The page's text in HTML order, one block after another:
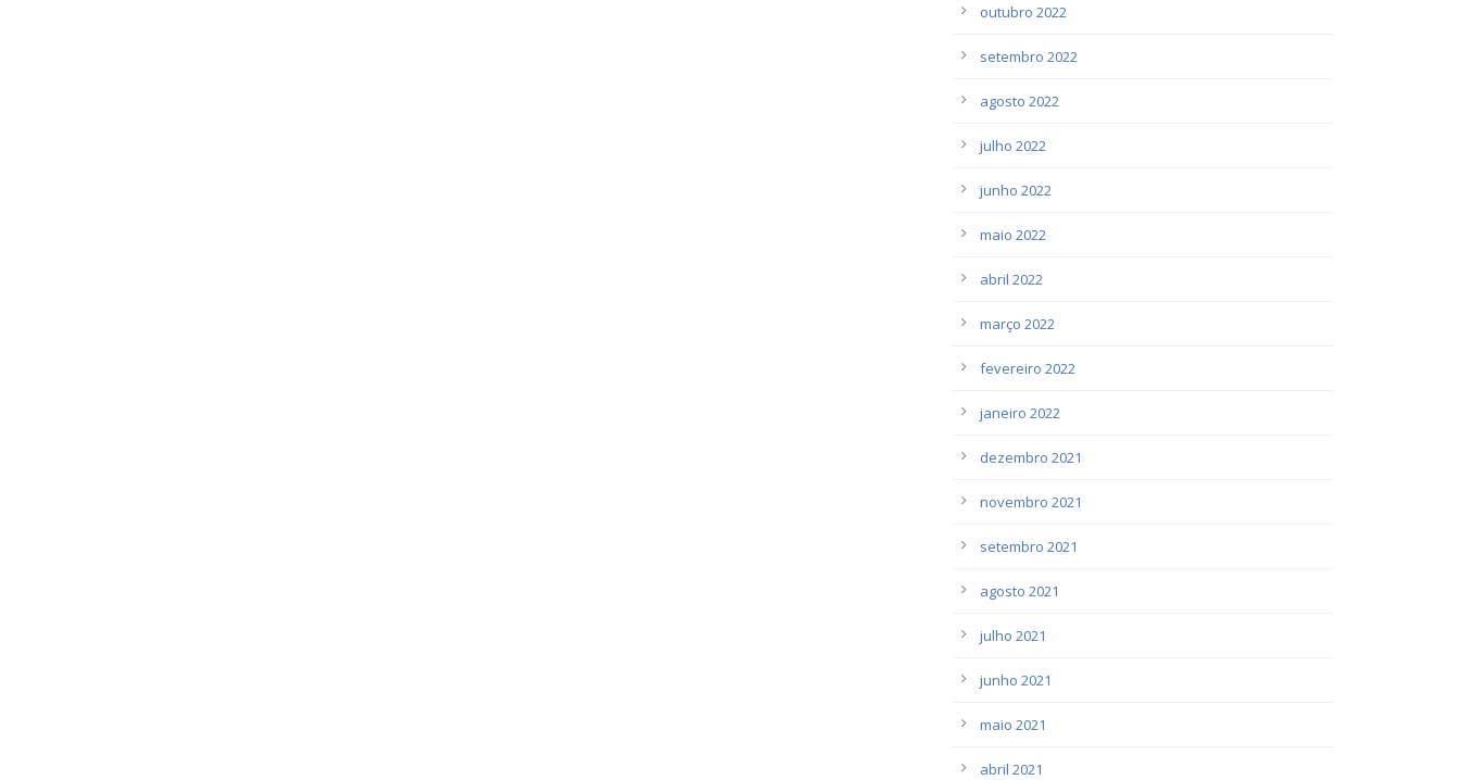
outubro 2022
setembro 2022
agosto 2022
julho 2022
junho 2022
maio 2022
abril 2022
março 2022
fevereiro 2022
janeiro 2022
dezembro 2021
novembro 2021
setembro 2021
agosto 2021
julho 2021
junho 2021
maio 2021
abril 2021